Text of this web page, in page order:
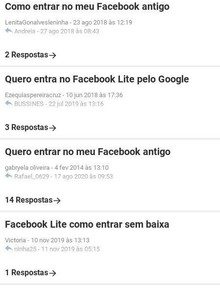
Como entrar no meu Facebook antigo
LenitaGonalvesleninha - 23 ago 2018 às 12:19
Andreia - 27 ago 2018 às 08:43
2 Respostas
Quero entra no Facebook Lite pelo Google
Ezequiaspereiracruz - 10 jun 2018 às 17:36
BUSSINES - 22 jul 2019 às 13:16
3 Respostas
Quero entrar no meu Facebook antigo
gabryela oliveira - 4 fev 2014 às 13:10
Rafael_0629 - 17 ago 2020 às 09:53
14 Respostas
Facebook Lite como entrar sem baixa
Victoria - 10 nov 2019 às 13:13
ninha25 - 11 nov 2019 às 05:15
1 Respostas